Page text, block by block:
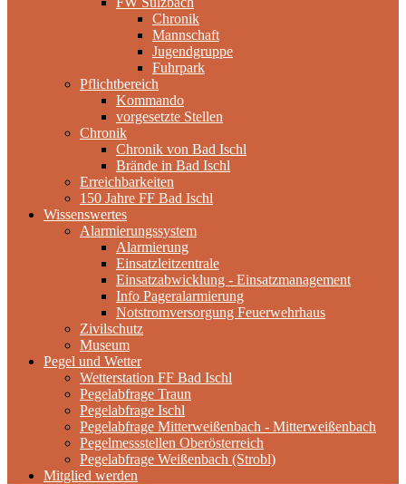
Chronik
Mannschaft
Jugendgruppe
Fuhrpark
Pflichtbereich
Kommando
vorgesetzte Stellen
Chronik
Chronik von Bad Ischl
Brände in Bad Ischl
Erreichbarkeiten
150 Jahre FF Bad Ischl
Wissenswertes
Alarmierungssystem
Alarmierung
Einsatzleitzentrale
Einsatzabwicklung - Einsatzmanagement
Info Pageralarmierung
Notstromversorgung Feuerwehrhaus
Zivilschutz
Museum
Pegel und Wetter
Wetterstation FF Bad Ischl
Pegelabfrage Traun
Pegelabfrage Ischl
Pegelabfrage Mitterweißenbach - Mitterweißenbach
Pegelmessstellen Oberösterreich
Pegelabfrage Weißenbach (Strobl)
Mitglied werden